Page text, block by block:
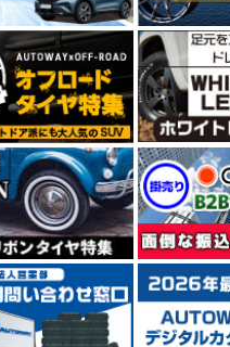
コンチネンタルタイヤは、1世
パの走りを支え、クルマの進化
てきたタイヤメーカーです。最
ために、多くの自動車メーカー
ています。さらに、最新のタイ
アランキング第4位の実績をも
総合評価：6件
PIRELLI
ピレリ
イタリア ミラノに本社を置くタ
（ピレリ）。 世界タイヤメーカ
は、上位の実績を誇っています
純正タイヤに多く採用され、そ
カーからコンパクトカーまで幅
らの信頼も厚いタイヤメーカー
総合評価：35件